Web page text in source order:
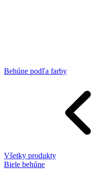
Behúne podľa farby
Všetky produkty
Biele behúne